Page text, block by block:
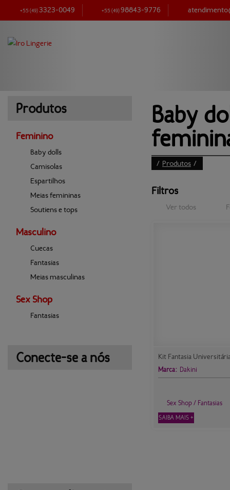
+55(49)3323-0049 +55(49)98843-9776
Produtos
Feminino
Baby dolls
Camisolas
Espartilhos
Meias femininas
Soutiens e tops
Masculino
Cuecas
Fantasias
Meias masculinas
Sex Shop
Fantasias
Conecte-se a nós
Baby
/ Produtos /
Filtros
Ver todos
Kit Fantasia
Marca: Dakini
Sex Shop / Fantasias
SAIBA MAIS +